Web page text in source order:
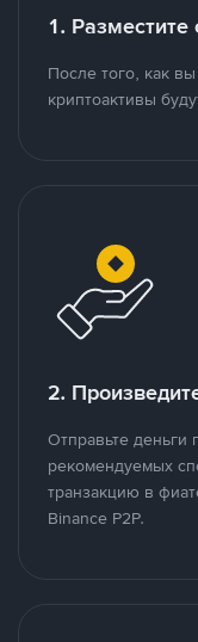
1. Разместите
После того, как
криптоактивы
2.
Отправьте
рекомендуемых
транзакцию в
Binance P2P.